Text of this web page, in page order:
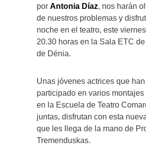
por Antonia Díaz, nos harán
de nuestros problemas y
noche en el teatro, este
20.30 horas en la Sala ETC
de Dénia.
Unas jóvenes actrices que han
participado en varios montajes
en la Escuela de Teatro
juntas, disfrutan con esta
que les llega de la mano de
Tremenduskas.